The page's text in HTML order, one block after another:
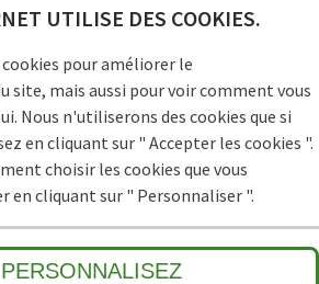
UTILISE DES COOKIES.
pour améliorer le
site, mais aussi pour voir comment vous
Nous n'utiliserons des cookies que si
en cliquant sur " Accepter les cookies ".
choisir les cookies que vous
en cliquant sur " Personnaliser ".
PERSONNALISEZ
facile.